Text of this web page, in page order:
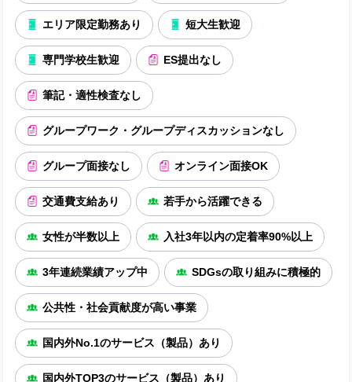
エリア限定勤務あり 短大生歓迎
専門学校生歓迎 ES提出なし
筆記・適性検査なし
グループワーク・グループディスカッションなし
グループ面接なし オンライン面接OK
交通費支給あり 若手から活躍できる
女性が半数以上 入社3年以内の定着率90%以上
3年連続業績アップ中 SDGsの取り組みに積極的
公共性・社会貢献度が高い事業
国内外No.1のサービス（製品）あり
国内外TOP3のサービス（製品）あり